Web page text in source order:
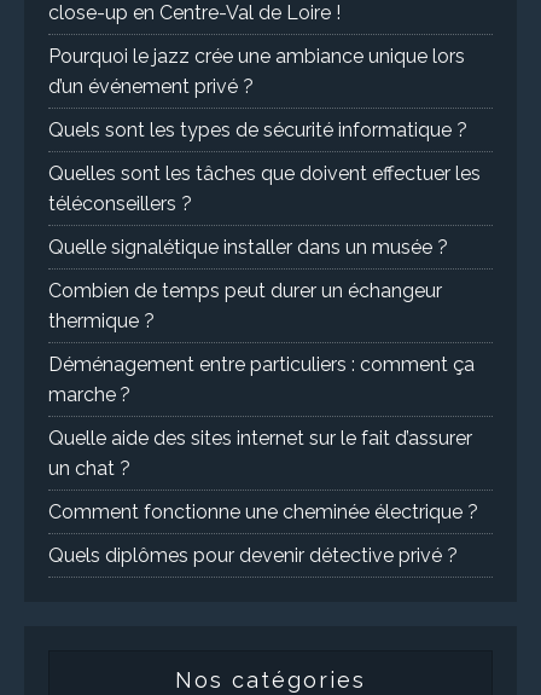
close-up en Centre-Val de Loire !
Pourquoi le jazz crée une ambiance unique lors
d’un événement privé ?
Quels sont les types de sécurité informatique ?
Quelles sont les tâches que doivent effectuer les
téléconseillers ?
Quelle signalétique installer dans un musée ?
Combien de temps peut durer un échangeur
thermique ?
Déménagement entre particuliers : comment ça
marche ?
Quelle aide des sites internet sur le fait d’assurer
un chat ?
Comment fonctionne une cheminée électrique ?
Quels diplômes pour devenir détective privé ?
Nos catégories